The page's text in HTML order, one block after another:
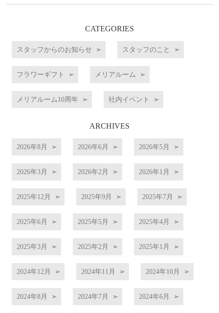
CATEGORIES
スタッフからのお知らせ スタッフのこと
フラワーギフト メリアルーム
メリアルーム10周年 社内イベント
ARCHIVES
2026年8月 2026年6月 2026年5月
2026年3月 2026年2月 2026年1月
2025年12月 2025年9月 2025年7月
2025年6月 2025年5月 2025年4月
2025年3月 2025年2月 2025年1月
2024年12月 2024年11月 2024年10月
2024年8月 2024年7月 2024年6月